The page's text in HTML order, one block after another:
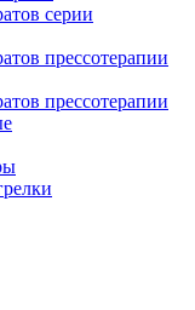
серии
прессотерапии
прессотерапии